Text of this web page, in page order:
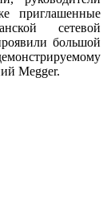
приглашенные
сетевой
большой
Megger.